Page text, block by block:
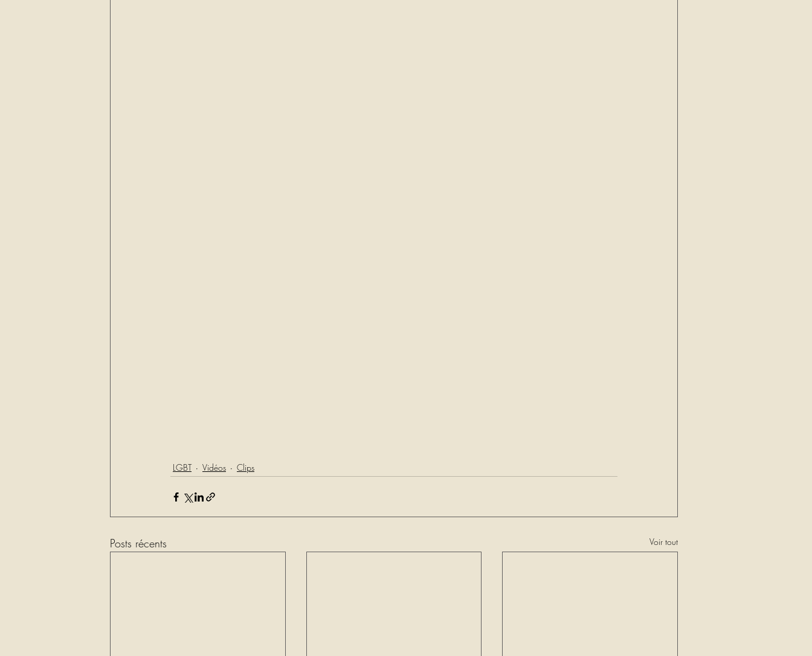
LGBT Vidéos Clips
Posts récents Voir tout